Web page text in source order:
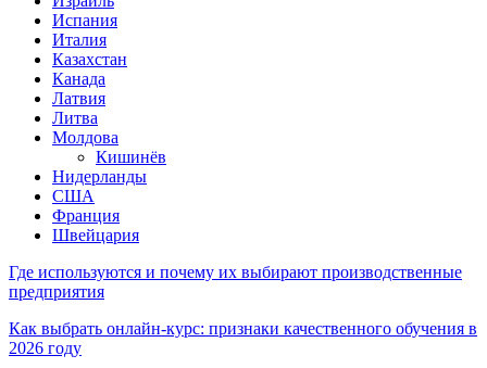
Испания
Италия
Казахстан
Канада
Латвия
Литва
Молдова
Кишинёв
Нидерланды
США
Франция
Швейцария
Где используются и почему их выбирают производственные
предприятия
Как выбрать онлайн-курс: признаки качественного обучения в
2026 году